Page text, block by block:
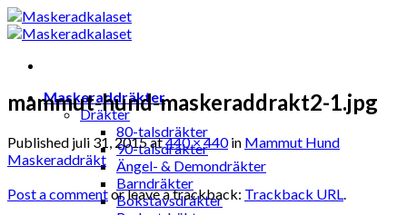
Skip
to
Maskeraddräkter
Dräkter
80-talsdräkter
90-talsdräkter
Ängel- & Demondräkter
Barndräkter
Bokstavsdräkter
mammut-hund-maskeraddrakt2-1.jpg
Published juli 31, 2015at440 × 440in Mammut Hund
Maskeraddräkt
Post a commentor leave a trackback: Trackback URL.